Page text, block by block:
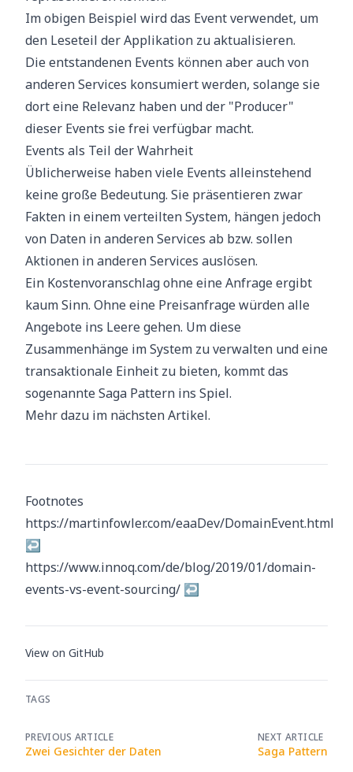
Im obigen Beispiel wird das Event verwendet, um
den Leseteil der Applikation zu aktualisieren.
Die entstandenen Events können aber auch von
anderen Services konsumiert werden, solange sie
dort eine Relevanz haben und der "Producer"
dieser Events sie frei verfügbar macht.
Events als Teil der Wahrheit
Üblicherweise haben viele Events alleinstehend
keine große Bedeutung. Sie präsentieren zwar
Fakten in einem verteilten System, hängen jedoch
von Daten in anderen Services ab bzw. sollen
Aktionen in anderen Services auslösen.
Ein Kostenvoranschlag ohne eine Anfrage ergibt
kaum Sinn. Ohne eine Preisanfrage würden alle
Angebote ins Leere gehen. Um diese
Zusammenhänge im System zu verwalten und eine
transaktionale Einheit zu bieten, kommt das
sogenannte Saga Pattern ins Spiel.
Mehr dazu im nächsten Artikel.
Footnotes
https://martinfowler.com/eaaDev/DomainEvent.html
↩
https://www.innoq.com/de/blog/2019/01/domain-
events-vs-event-sourcing/ ↩
View on GitHub
TAGS
PREVIOUS ARTICLE
Zwei Gesichter der Daten
NEXT ARTICLE
Saga Pattern